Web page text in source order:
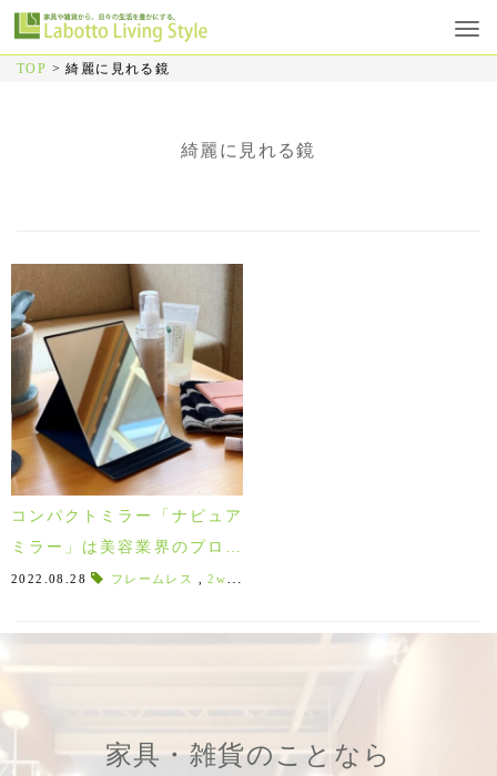
TOP >綺麗に見れる鏡
綺麗に見れる鏡
コンパクトミラー「ナピュア
ミラー」は美容業界のプロも
愛用中！綺麗になりたいなら
2022.08.28 フレームレス ,2wayミラー
家具・雑貨のことなら